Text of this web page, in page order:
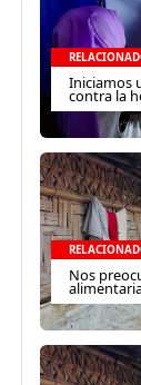
Iniciamos
contra la
Nos